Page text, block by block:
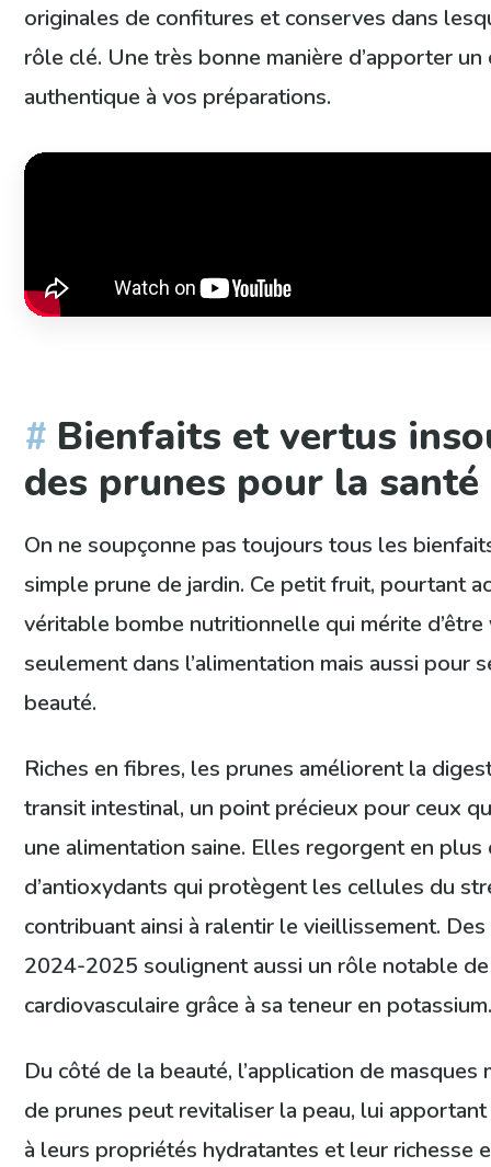
originales de confitures et conserves dans
rôle clé. Une très bonne manière d’apporter
authentique à vos préparations.
Bienfaits et vertus
des prunes pour la
On ne soupçonne pas toujours tous les
simple prune de jardin. Ce petit fruit, pourtant
véritable bombe nutritionnelle qui mérite
seulement dans l’alimentation mais aussi pour
beauté.
Riches en fibres, les prunes améliorent la
transit intestinal, un point précieux pour ceux
une alimentation saine. Elles regorgent en plus
d’antioxydants qui protègent les cellules du
contribuant ainsi à ralentir le vieillissement.
2024-2025 soulignent aussi un rôle notable
cardiovasculaire grâce à sa teneur en
Du côté de la beauté, l’application de masques
de prunes peut revitaliser la peau, lui
à leurs propriétés hydratantes et leur richesse